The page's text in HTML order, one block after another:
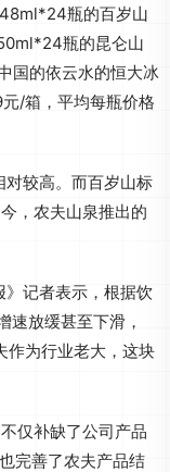
瓶的百岁山
瓶的昆仑山
国的依云水的恒大冰
/箱，平均每瓶价格
较高。而百岁山标
，农夫山泉推出的
记者表示，根据饮
速放缓甚至下滑，
作为行业老大，这块
仅补缺了公司产品
完善了农夫产品结